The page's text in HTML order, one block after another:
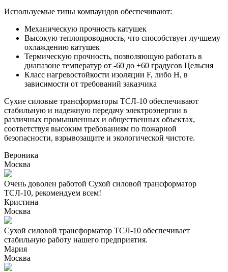
Используемые типы компаундов обеспечивают:
Механическую прочность катушек
Высокую теплопроводность, что способствует лучшему
охлаждению катушек
Термическую прочность, позволяющую работать в
диапазоне температур от -60 до +60 градусов Цельсия
Класс нагревостойкости изоляции F, либо Н, в
зависимости от требований заказчика
Сухие силовые трансформаторы ТСЛ-10 обеспечивают
стабильную и надежную передачу электроэнергии в
различных промышленных и общественных объектах,
соответствуя высоким требованиям по пожарной
безопасности, взрывозащите и экологической чистоте.
Вероника
Москва
Очень доволен работой Сухой силовой трансформатор
ТСЛ-10, рекомендуем всем!
Кристина
Москва
Сухой силовой трансформатор ТСЛ-10 обеспечивает
стабильную работу нашего предприятия.
Мария
Москва